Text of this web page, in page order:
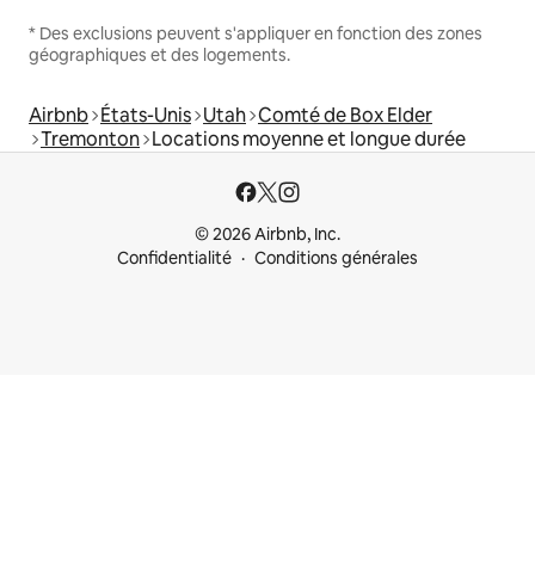
* Des exclusions peuvent s'appliquer en fonction des zones
géographiques et des logements.
Airbnb États-Unis Utah Comté de Box Elder
Tremonton Locations moyenne et longue durée
© 2026 Airbnb, Inc.
Confidentialité
Conditions générales